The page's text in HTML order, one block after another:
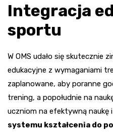
Integracja
sportu
W OMS udało się skutecznie
edukacyjne z wymaganiami
zaplanowane, aby poranne
trening, a popołudnie na
uczniom na efektywną naukę
systemu kształcenia do